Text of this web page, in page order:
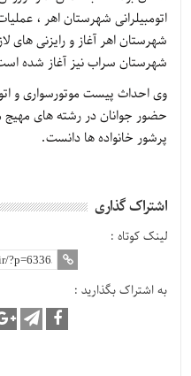
اتومبیلرانی شهرستان اهر ،
شهرستان اهر آغاز و رایزنی های
شهرستان سراب نیز آغاز شده
وی احداث پیست موتورسواری و
حضور جوانان در رشته های مهیج
پرشور خانواده ها دانست.
اشتراک گذاری
لینک کوتاه :
به اشتراک بگذارید :